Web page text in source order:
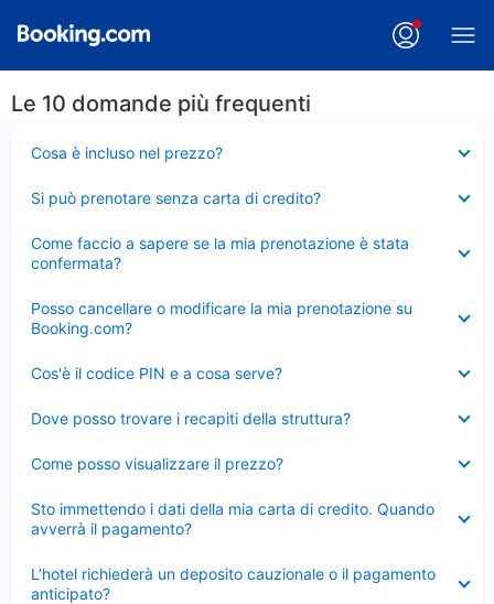
Le 10 domande più frequenti
Cosa è incluso nel prezzo?
chiuso
Si può prenotare senza carta di credito?
chiuso
Come faccio a sapere se la mia prenotazione è stata
confermata?
chiuso
Posso cancellare o modificare la mia prenotazione su
Booking.com?
chiuso
Cos'è il codice PIN e a cosa serve?
chiuso
Dove posso trovare i recapiti della struttura?
chiuso
Come posso visualizzare il prezzo?
chiuso
Sto immettendo i dati della mia carta di credito. Quando
avverrà il pagamento?
chiuso
L’hotel richiederà un deposito cauzionale o il pagamento
anticipato?
chiuso